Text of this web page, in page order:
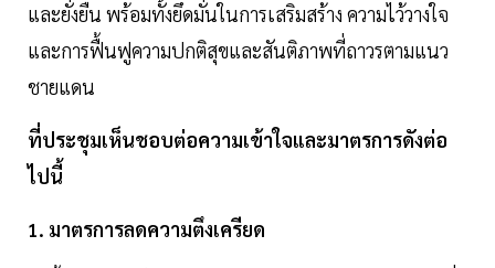
และยั่งยืน พร้อมทั้งยึดมั่นในการเสริมสร้าง ความไว้วางใจ
และการฟื้นฟูความปกติสุขและสันติภาพที่ถาวรตามแนว
ชายแดน
ที่ประชุมเห็นชอบต่อความเข้าใจและมาตรการดังต่อ
ไปนี้
1. มาตรการลดความตึงเครียด